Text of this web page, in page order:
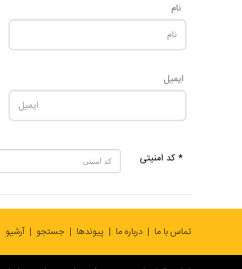
نام
ایمیل
* کد امنیتی
تماس با ما درباره ما پیوندها جستجو آرشیو